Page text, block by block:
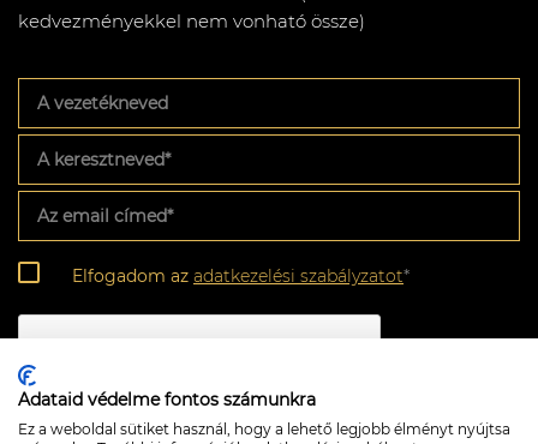
kedvezményekkel nem vonható össze)
vezetékneved
keresztneved*
email
címed*
Adatkezelési
szabályzat*
Elfogadom az adatkezelési szabályzatot*
CAPTCHA
Adataid védelme fontos számunkra
Ez a weboldal sütiket használ, hogy a lehető legjobb élményt nyújtsa